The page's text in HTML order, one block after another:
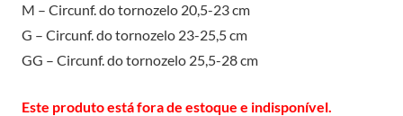
M – Circunf. do tornozelo 20,5-23 cm
G – Circunf. do tornozelo 23-25,5 cm
GG – Circunf. do tornozelo 25,5-28 cm
Este produto está fora de estoque e indisponível.